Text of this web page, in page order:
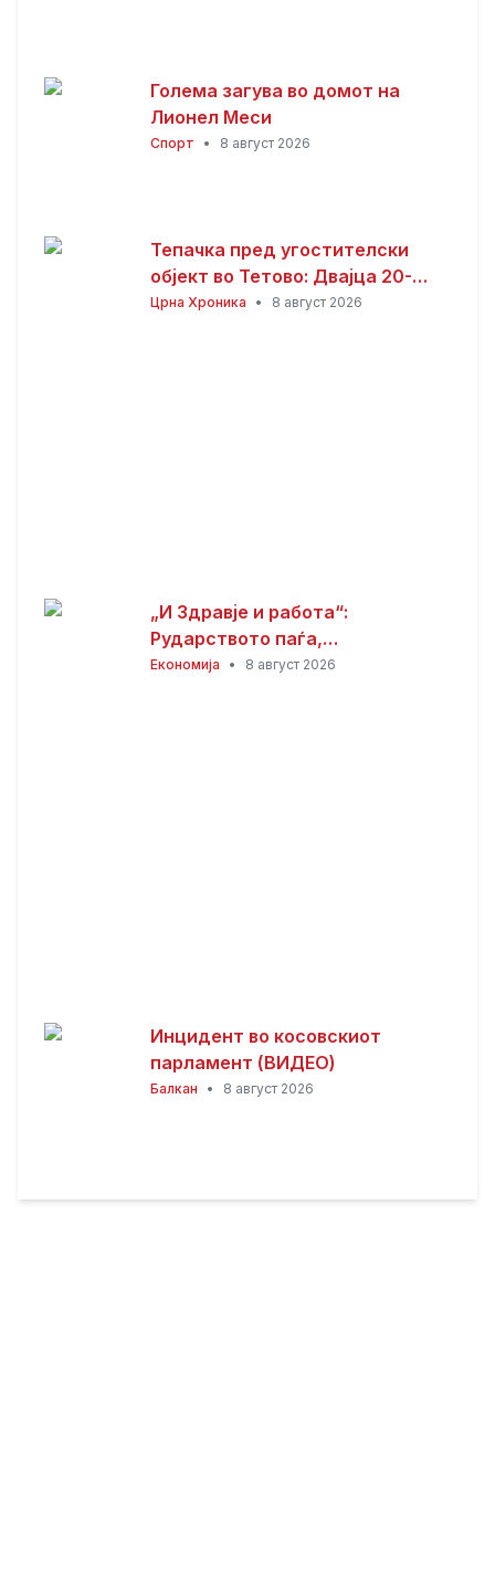
Голема загува во домот на
Лионел Меси
Спорт • 8 август 2026
Тепачка пред угостителски
објект во Тетово: Двајца 20-
годишници избодени со нож,
Црна Хроника • 8 август 2026
„И Здравје и работа“:
Рударството паѓа,
инвестициите стојат –
Економија • 8 август 2026
Инцидент во косовскиот
парламент (ВИДЕО)
Балкан • 8 август 2026